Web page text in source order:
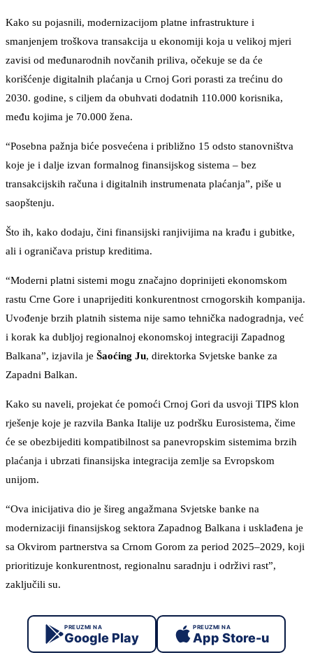
Kako su pojasnili, modernizacijom platne infrastrukture i
smanjenjem troškova transakcija u ekonomiji koja u velikoj mjeri
zavisi od međunarodnih novčanih priliva, očekuje se da će
korišćenje digitalnih plaćanja u Crnoj Gori porasti za trećinu do
2030. godine, s ciljem da obuhvati dodatnih 110.000 korisnika,
među kojima je 70.000 žena.
“Posebna pažnja biće posvećena i približno 15 odsto stanovništva
koje je i dalje izvan formalnog finansijskog sistema – bez
transakcijskih računa i digitalnih instrumenata plaćanja”, piše u
saopštenju.
Što ih, kako dodaju, čini finansijski ranjivijima na krađu i gubitke,
ali i ograničava pristup kreditima.
“Moderni platni sistemi mogu značajno doprinijeti ekonomskom
rastu Crne Gore i unaprijediti konkurentnost crnogorskih kompanija.
Uvođenje brzih platnih sistema nije samo tehnička nadogradnja, već
i korak ka dubljoj regionalnoj ekonomskoj integraciji Zapadnog
Balkana”, izjavila je Šaoćing Ju, direktorka Svjetske banke za
Zapadni Balkan.
Kako su naveli, projekat će pomoći Crnoj Gori da usvoji TIPS klon
rješenje koje je razvila Banka Italije uz podršku Eurosistema, čime
će se obezbijediti kompatibilnost sa panevropskim sistemima brzih
plaćanja i ubrzati finansijska integracija zemlje sa Evropskom
unijom.
“Ova inicijativa dio je šireg angažmana Svjetske banke na
modernizaciji finansijskog sektora Zapadnog Balkana i usklađena je
sa Okvirom partnerstva sa Crnom Gorom za period 2025–2029, koji
prioritizuje konkurentnost, regionalnu saradnju i održivi rast”,
zaključili su.
PREUZMI NA
Google Play
PREUZMI NA
App Store-u